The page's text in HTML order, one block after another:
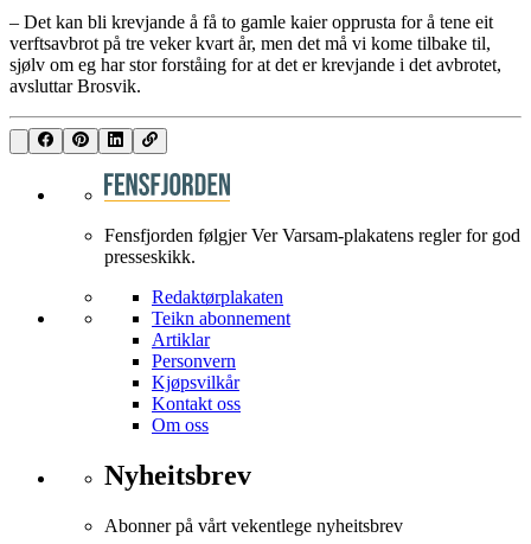
– Det kan bli krevjande å få to gamle kaier opprusta for å tene eit
verftsavbrot på tre veker kvart år, men det må vi kome tilbake til,
sjølv om eg har stor forståing for at det er krevjande i det avbrotet,
avsluttar Brosvik.
Fensfjorden følgjer Ver Varsam-plakatens regler for god
presseskikk.
Redaktørplakaten
Teikn abonnement
Artiklar
Personvern
Kjøpsvilkår
Kontakt oss
Om oss
Nyheitsbrev
Abonner på vårt vekentlege nyheitsbrev